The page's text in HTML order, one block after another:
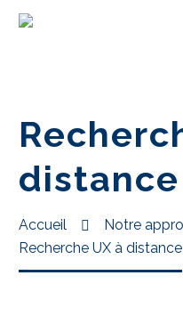
distance
Accueil
Notre
Recherche UX à distance